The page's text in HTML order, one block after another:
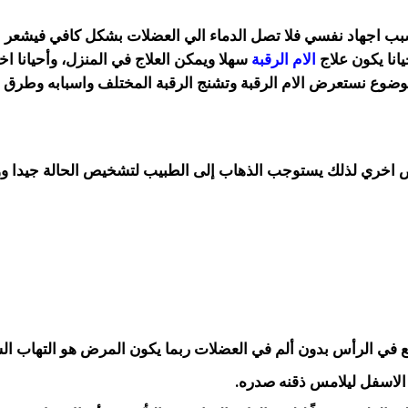
اجهاد نفسي فلا تصل الدماء الي العضلات بشكل كافي
يكون علاج الام الرقبة سهلا ويمكن العلاج في المنزل، وأحيانا
نستعرض الام الرقبة وتشنج الرقبة المختلف واسبابه
اخري لذلك يستوجب الذهاب إلى الطبيب لتشخيص الحالة
في الرأس بدون ألم في العضلات ربما يكون المرض هو التهاب
ليلامس ذقنه صدره.